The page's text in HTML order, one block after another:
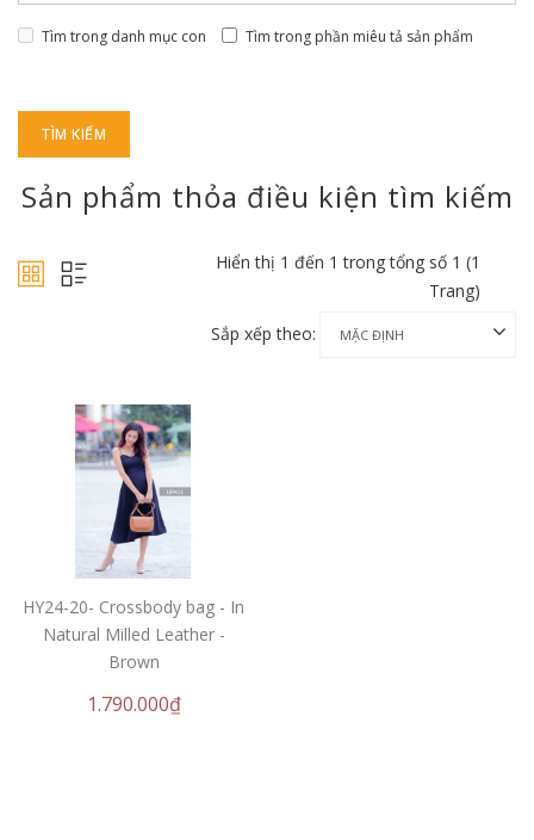
Tìm trong danh mục con Tìm trong phần miêu tả sản phẩm
Sản phẩm thỏa điều kiện tìm kiếm
Hiển thị 1 đến 1 trong tổng số 1 (1
Trang)
Sắp xếp theo:
HY24-20- Crossbody bag - In
Natural Milled Leather -
Brown
1.790.000₫